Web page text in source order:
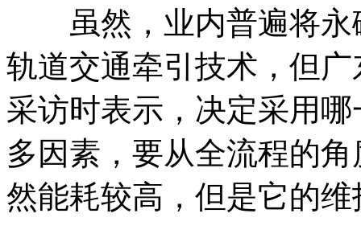
虽然，业内普遍将永
轨道交通牵引技术，但
采访时表示，决定采用
多因素，要从全流程的
然能耗较高，但是它的